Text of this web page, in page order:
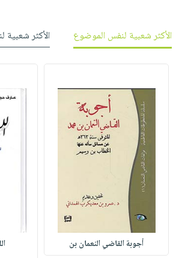
الأكثر شعبية لنفس الموضوع
الأكثر
أجوبة القاضي النعمان بن